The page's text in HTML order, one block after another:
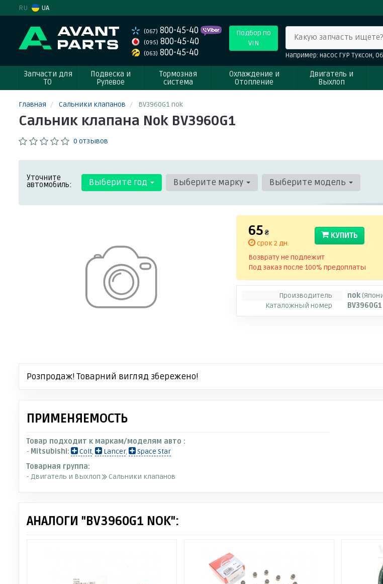
RU UA
(067) 800-45-40
(095) 800-45-40
(063) 800-45-40
Подбор по
VIN
Какую запчасть ищете?
Например: насос ГУР Туксон,
Запчасти для
ТО
Подвеска и
Рулевое
Тормозная
система
Охлаждение и
Отопление
Двигатель и
Выхлоп
Главная Сальники клапанов BV3960G1 nok
Сальник клапана Nok BV3960G1
0 отзывов
Уточните
автомобиль: Выберите год Выберите марку Выберите модель
65 ₴
срок 2 дн.
КУПИТЬ
Возврату не подлежит
Под заказ после 100% предоплаты
Производитель nok
Каталожный номер
BV3960G1
Розпродаж! Товарний вигляд збережено!
ПРИМЕНЯЕМОСТЬ
Товар подходит к маркам/моделям авто :
- Mitsubishi: Colt, Lancer,
Space Star
Товарная группа:
- Двигатель и Выхлоп
Сальники клапанов
АНАЛОГИ "BV3960G1 NOK":